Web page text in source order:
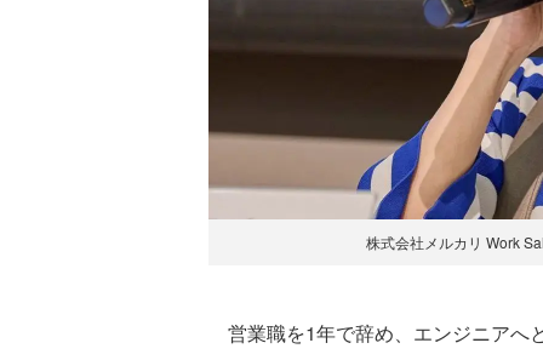
株式会社メルカリ Work
営業職を1年で辞め、エンジニアへ